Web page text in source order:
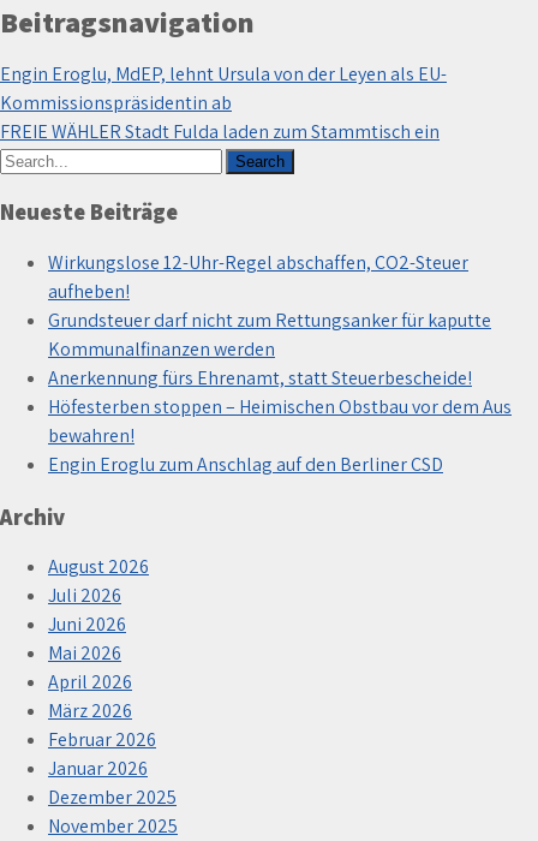
Beitragsnavigation
Engin Eroglu, MdEP, lehnt Ursula von der Leyen als EU-
Kommissionspräsidentin ab
FREIE WÄHLER Stadt Fulda laden zum Stammtisch ein
Neueste Beiträge
Wirkungslose 12-Uhr-Regel abschaffen, CO2-Steuer
aufheben!
Grundsteuer darf nicht zum Rettungsanker für kaputte
Kommunalfinanzen werden
Anerkennung fürs Ehrenamt, statt Steuerbescheide!
Höfesterben stoppen – Heimischen Obstbau vor dem Aus
bewahren!
Engin Eroglu zum Anschlag auf den Berliner CSD
Archiv
August 2026
Juli 2026
Juni 2026
Mai 2026
April 2026
März 2026
Februar 2026
Januar 2026
Dezember 2025
November 2025